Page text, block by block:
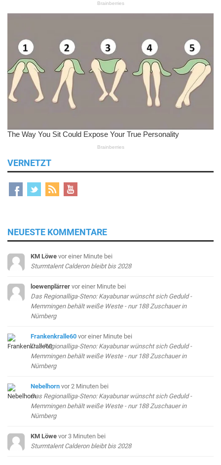
VERNETZT
NEUESTE KOMMENTARE
KM Löwe vor einer Minute bei
Sturmtalent Calderon bleibt bis 2028
loewenplärrer vor einer Minute bei
Das Regionalliga-Steno: Kayabunar wünscht sich Geduld -
Memmingen behält weiße Weste - nur 188 Zuschauer in
Nürnberg
Frankenkralle60 vor einer Minute bei
Das Regionalliga-Steno: Kayabunar wünscht sich Geduld -
Memmingen behält weiße Weste - nur 188 Zuschauer in
Nürnberg
Nebelhorn vor 2 Minuten bei
Das Regionalliga-Steno: Kayabunar wünscht sich Geduld -
Memmingen behält weiße Weste - nur 188 Zuschauer in
Nürnberg
KM Löwe vor 3 Minuten bei
Sturmtalent Calderon bleibt bis 2028